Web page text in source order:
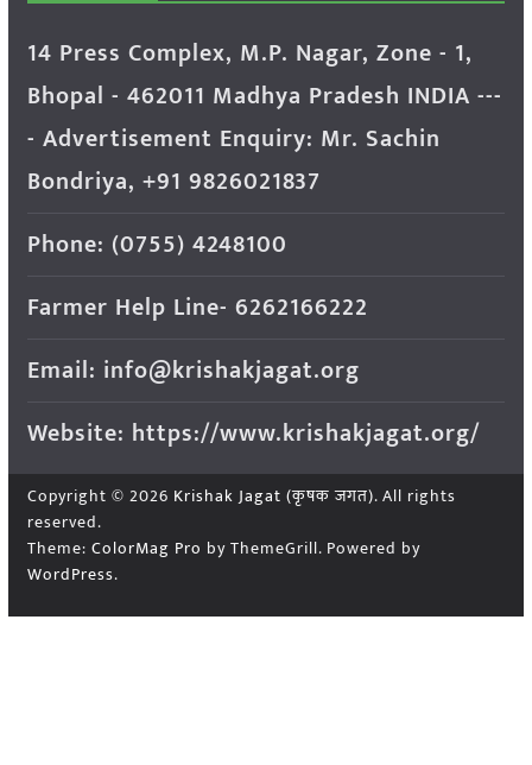
14 Press Complex, M.P. Nagar, Zone - 1,
Bhopal - 462011 Madhya Pradesh INDIA ---
- Advertisement Enquiry: Mr. Sachin
Bondriya, +91 9826021837
Phone: (0755) 4248100
Farmer Help Line- 6262166222
Email: info@krishakjagat.org
Website: https://www.krishakjagat.org/
Copyright © 2026 Krishak Jagat (कृषक जगत). All rights
reserved.
Theme: ColorMag Pro by ThemeGrill. Powered by
WordPress.